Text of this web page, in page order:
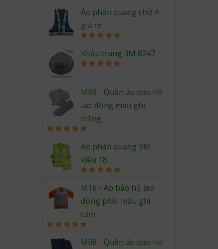
out of 5
Áo phản quang chữ A
giá rẻ
out of 5
Khẩu trang 3M 8247
M09 - Quần áo bảo hộ
lao động màu ghi
trắng
out of 5
Áo phản quang 3M
kiểu 18
out of 5
M16 - Áo bảo hộ lao
động phối màu ghi
cam
out of 5
M08 - Quần áo bảo hộ